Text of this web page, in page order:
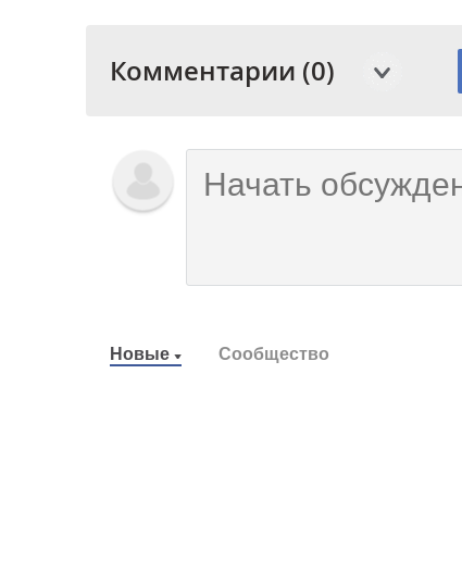
Комментарии (0)
Новые Сообщество